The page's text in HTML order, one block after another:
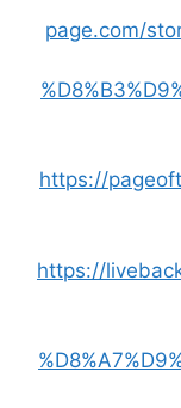
page.com/
https://
https://